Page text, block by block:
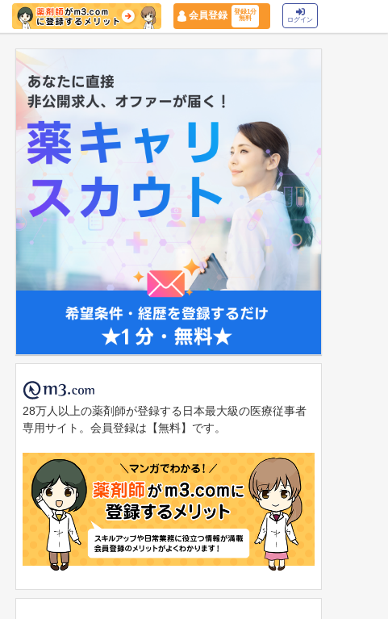
会員登録
登録1分
無料
ログイン
マイナ保険証
28万人以上の薬剤師が登録する日本最大級の医療従事者
専用サイト。会員登録は【無料】です。